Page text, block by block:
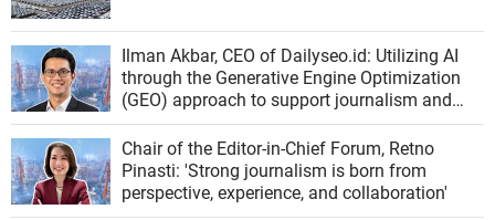
Ilman Akbar, CEO of Dailyseo.id: Utilizing AI
through the Generative Engine Optimization
(GEO) approach to support journalism and
corporate communications
Chair of the Editor-in-Chief Forum, Retno
Pinasti: 'Strong journalism is born from
perspective, experience, and collaboration'